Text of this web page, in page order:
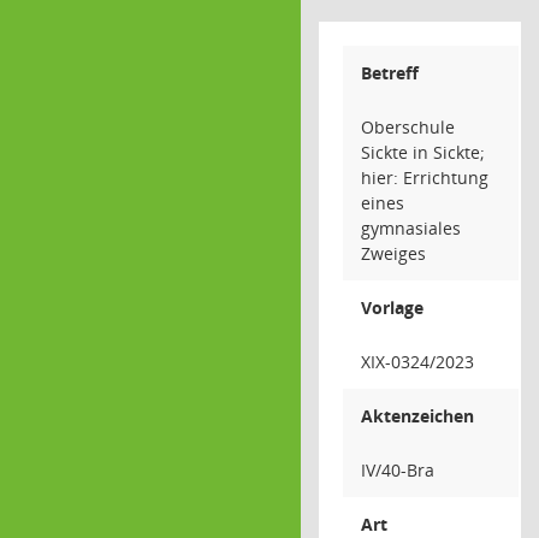
Betreff
Oberschule
Sickte in Sickte;
hier: Errichtung
eines
gymnasiales
Zweiges
Vorlage
XIX-0324/2023
Aktenzeichen
IV/40-Bra
Art